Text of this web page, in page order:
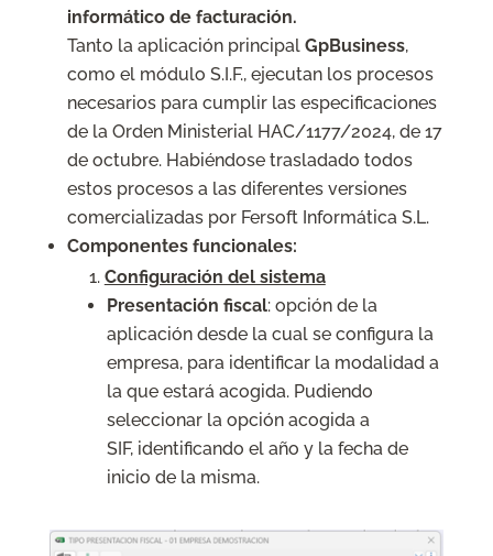
informático de facturación.
Tanto la aplicación principal GpBusiness,
como el módulo S.I.F., ejecutan los procesos
necesarios para cumplir las especificaciones
de la Orden Ministerial HAC/1177/2024, de 17
de octubre. Habiéndose trasladado todos
estos procesos a las diferentes versiones
comercializadas por Fersoft Informática S.L.
Componentes funcionales:
Configuración del sistema
Presentación fiscal: opción de la
aplicación desde la cual se configura la
empresa, para identificar la modalidad a
la que estará acogida. Pudiendo
seleccionar la opción acogida a
SIF, identificando el año y la fecha de
inicio de la misma.